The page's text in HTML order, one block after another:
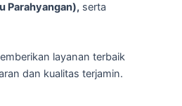
Parahyangan), serta
layanan terbaik
dan kualitas terjamin.